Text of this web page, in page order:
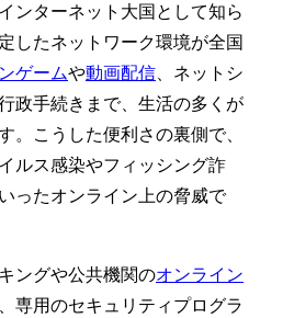
ンターネット大国として知ら
したネットワーク環境が全国
ゲームや動画配信 、ネットシ
政手続きまで、生活の多くが
。こうした便利さの裏側で、
ルス感染やフィッシング詐
ったオンライン上の脅威で
ングや公共機関のオンライン
専用のセキュリティプログラ